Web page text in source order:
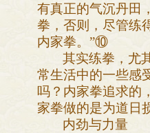
有真正的气沉丹田
拳，否则，尽管练
内家拳。”⑩
其实练拳，尤
常生活中的一些感
吗？内家拳追求的
家拳做的是为道日
内劲与力量